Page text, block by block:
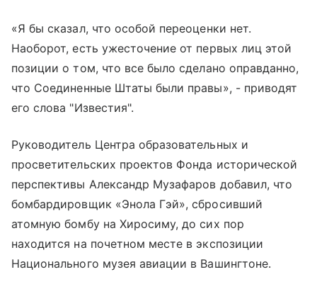
«Я бы сказал, что особой переоценки нет.
Наоборот, есть ужесточение от первых лиц этой
позиции о том, что все было сделано оправданно,
что Соединенные Штаты были правы», - приводят
его слова "Известия".
Руководитель Центра образовательных и
просветительских проектов Фонда исторической
перспективы Александр Музафаров добавил, что
бомбардировщик «Энола Гэй», сбросивший
атомную бомбу на Хиросиму, до сих пор
находится на почетном месте в экспозиции
Национального музея авиации в Вашингтоне.